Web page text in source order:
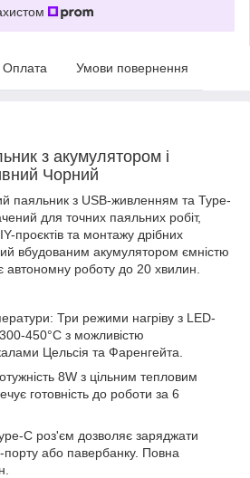
Оплата Умови повернення
з акумулятором і
Чорний
паяльник з USB-живленням та Type-
для точних паяльних робіт,
проєктів та монтажу дрібних
вбудованим акумулятором ємністю
роботу до 20 хвилин.
Три режими нагріву з LED-
450°C з можливістю
Цельсія та Фаренгейта.
8W з цільним тепловим
готовність до роботи за 6
C роз'єм дозволяє заряджати
порту або павербанку. Повна